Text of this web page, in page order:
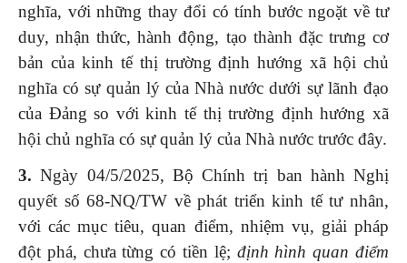
nghĩa, với những thay đổi có tính bước ngoặt về tư
duy, nhận thức, hành động, tạo thành đặc trưng cơ
bản của kinh tế thị trường định hướng xã hội chủ
nghĩa có sự quản lý của Nhà nước dưới sự lãnh đạo
của Đảng so với kinh tế thị trường định hướng xã
hội chủ nghĩa có sự quản lý của Nhà nước trước đây.
3.Ngày 04/5/2025, Bộ Chính trị ban hành Nghị
quyết số 68-NQ/TW về phát triển kinh tế tư nhân,
với các mục tiêu, quan điểm, nhiệm vụ, giải pháp
đột phá, chưa từng có tiền lệ; định hình quan điểm